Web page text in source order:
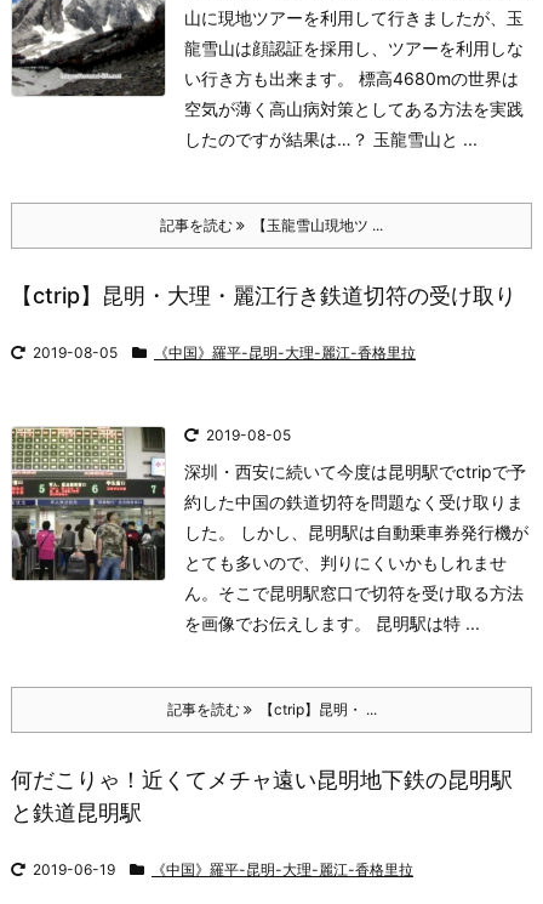
山に現地ツアーを利用して行きましたが、玉
龍雪山は顔認証を採用し、ツアーを利用しな
い行き方も出来ます。 標高4680mの世界は
空気が薄く高山病対策としてある方法を実践
したのですが結果は…？ 玉龍雪山と ...
記事を読む 【玉龍雪山現地ツ ...
【ctrip】昆明・大理・麗江行き鉄道切符の受け取り
2019-08-05 《中国》羅平-昆明-大理-麗江-香格里拉
2019-08-05
深圳・西安に続いて今度は昆明駅でctripで予
約した中国の鉄道切符を問題なく受け取りま
した。 しかし、昆明駅は自動乗車券発行機が
とても多いので、判りにくいかもしれませ
ん。そこで昆明駅窓口で切符を受け取る方法
を画像でお伝えします。 昆明駅は特 ...
記事を読む 【ctrip】昆明・ ...
何だこりゃ！近くてメチャ遠い昆明地下鉄の昆明駅
と鉄道昆明駅
2019-06-19 《中国》羅平-昆明-大理-麗江-香格里拉